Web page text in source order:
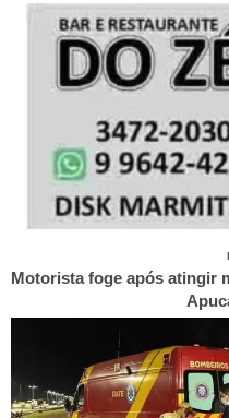
Motorista foge após atingir